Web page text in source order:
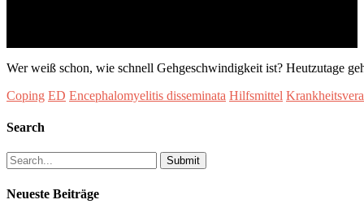
Wer weiß schon, wie schnell Gehgeschwindigkeit ist? Heutzutage
Coping ED Encephalomyelitis disseminata Hilfsmittel
Search
Search
for:
Neueste Beiträge